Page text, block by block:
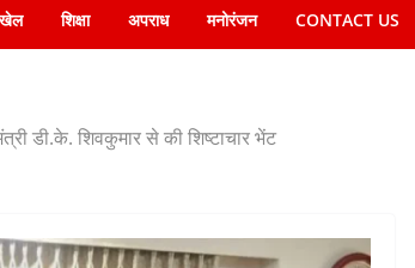
खेल शिक्षा अपराध मनोरंजन CONTACT US
डी.के. शिवकुमार से की शिष्टाचार भेंट